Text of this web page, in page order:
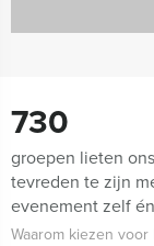
730
groepen lieten
tevreden te zijn
evenement zelf
Waarom kiezen